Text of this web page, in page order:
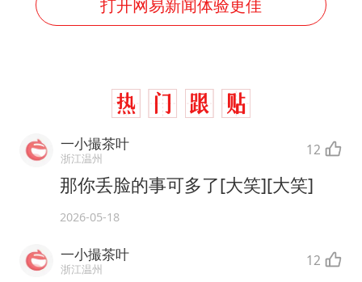
一小撮茶叶
浙江温州 12
那你丢脸的事可多了[大笑][大笑]
2026-05-18
一小撮茶叶
浙江温州 12